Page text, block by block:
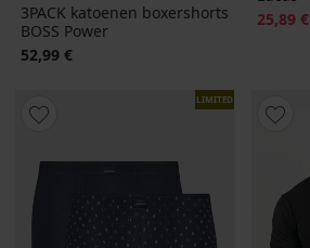
3PACK katoenen boxershorts
BOSS Power
52,99 €
Korting
25,89 €
LIMITED